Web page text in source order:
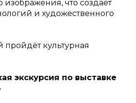
изображения, что создает
и художественного
пройдёт культурная
экскурсия по выставке